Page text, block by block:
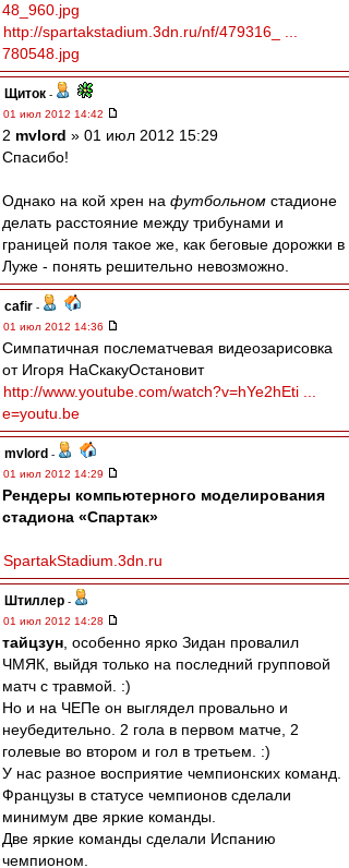
48_960.jpg
http://spartakstadium.3dn.ru/nf/479316_ ...
780548.jpg
Щиток -
01 июл 2012 14:42
2 mvlord » 01 июл 2012 15:29
Спасибо!
Однако на кой хрен на футбольном стадионе
делать расстояние между трибунами и
границей поля такое же, как беговые дорожки в
Луже - понять решительно невозможно.
cafir -
01 июл 2012 14:36
Симпатичная послематчевая видеозарисовка
от Игоря НаСкакуОстановит
http://www.youtube.com/watch?v=hYe2hEti ...
e=youtu.be
mvlord -
01 июл 2012 14:29
Рендеры компьютерного моделирования
стадиона «Спартак»
SpartakStadium.3dn.ru
Штиллер -
01 июл 2012 14:28
тайцзун , особенно ярко Зидан провалил
ЧМЯК, выйдя только на последний групповой
матч с травмой. :)
Но и на ЧЕПе он выглядел провально и
неубедительно. 2 гола в первом матче, 2
голевые во втором и гол в третьем. :)
У нас разное восприятие чемпионских команд.
Французы в статусе чемпионов сделали
минимум две яркие команды.
Две яркие команды сделали Испанию
чемпионом.